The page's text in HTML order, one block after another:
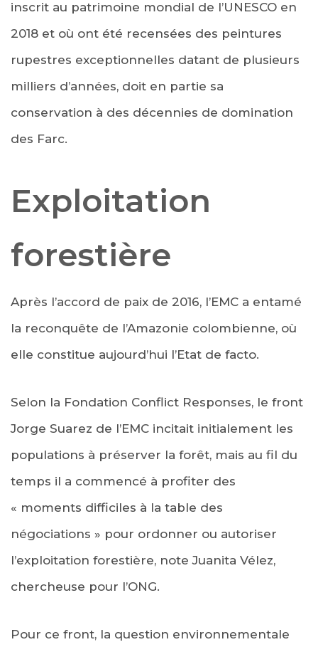
inscrit au patrimoine mondial de l’UNESCO en
2018 et où ont été recensées des peintures
rupestres exceptionnelles datant de plusieurs
milliers d’années, doit en partie sa
conservation à des décennies de domination
des Farc.
Exploitation
forestière
Après l’accord de paix de 2016, l’EMC a entamé
la reconquête de l’Amazonie colombienne, où
elle constitue aujourd’hui l’Etat de facto.
Selon la Fondation Conflict Responses, le front
Jorge Suarez de l’EMC incitait initialement les
populations à préserver la forêt, mais au fil du
temps il a commencé à profiter des
« moments difficiles à la table des
négociations » pour ordonner ou autoriser
l’exploitation forestière, note Juanita Vélez,
chercheuse pour l’ONG.
Pour ce front, la question environnementale